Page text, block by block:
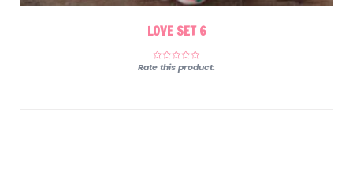
LOVE SET 6
Rate this product: